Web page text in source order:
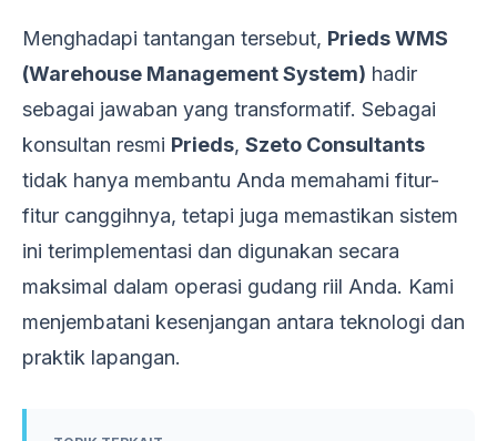
Menghadapi tantangan tersebut, Prieds WMS
(Warehouse Management System) hadir
sebagai jawaban yang transformatif. Sebagai
konsultan resmi Prieds, Szeto Consultants
tidak hanya membantu Anda memahami fitur-
fitur canggihnya, tetapi juga memastikan sistem
ini terimplementasi dan digunakan secara
maksimal dalam operasi gudang riil Anda. Kami
menjembatani kesenjangan antara teknologi dan
praktik lapangan.